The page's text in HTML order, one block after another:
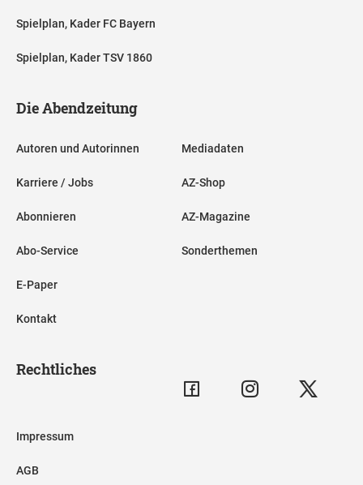
Spielplan, Kader FC Bayern
Spielplan, Kader TSV 1860
Die Abendzeitung
Autoren und Autorinnen
Karriere / Jobs
Abonnieren
Abo-Service
E-Paper
Kontakt
Mediadaten
AZ-Shop
AZ-Magazine
Sonderthemen
Rechtliches
Impressum
AGB